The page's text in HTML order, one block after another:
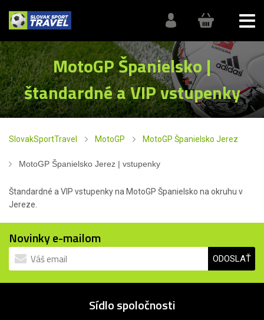
MotoGP Španielsko |
štandardné a VIP vstupenky
SlovakSportTravel MotoGP MotoGP Španielsko Jerez
MotoGP Španielsko Jerez | vstupenky
Štandardné a VIP vstupenky na MotoGP Španielsko na okruhu v
Jereze.
Novinky e-mailom
ODOSLAŤ
Sídlo spoločnosti